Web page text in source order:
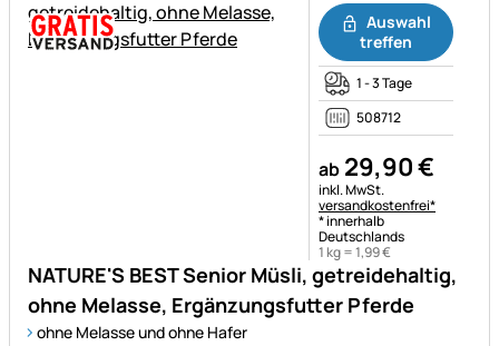
NATURE'S BEST Senior Müsli, getreidehaltig,
ohne Melasse, Ergänzungsfutter Pferde
ohne Melasse und ohne Hafer
Auswahl
treffen
1 - 3 Tage
508712
ab 29,90€
Steuerhinweis:
inkl. MwSt.
versandkostenfrei*
* innerhalb
Deutschlands
1 kg =1,99€